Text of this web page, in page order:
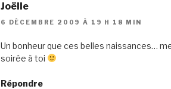
Joëlle
6 DÉCEMBRE 2009 À 19 H 18 MIN
Un bonheur que ces belles naissances…
soirée à toi
Répondre